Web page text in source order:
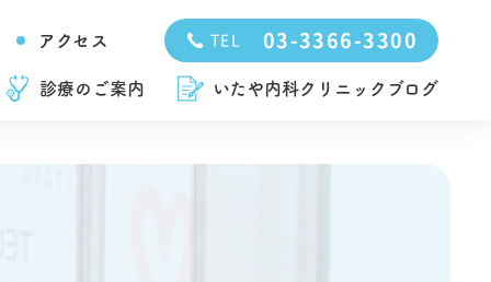
アクセス TEL 03-3366-3300
診療のご案内 いたや内科クリニックブログ